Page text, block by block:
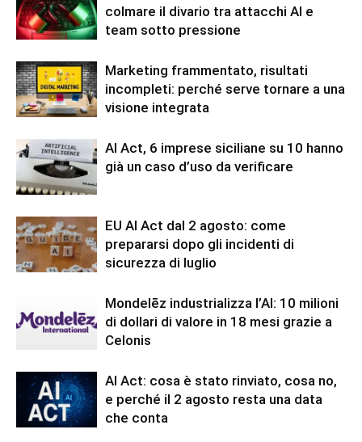
colmare il divario tra attacchi AI e
team sotto pressione
Marketing frammentato, risultati
incompleti: perché serve tornare a una
visione integrata
AI Act, 6 imprese siciliane su 10 hanno
già un caso d’uso da verificare
EU AI Act dal 2 agosto: come
prepararsi dopo gli incidenti di
sicurezza di luglio
Mondelēz industrializza l’AI: 10 milioni
di dollari di valore in 18 mesi grazie a
Celonis
AI Act: cosa è stato rinviato, cosa no,
e perché il 2 agosto resta una data
che conta